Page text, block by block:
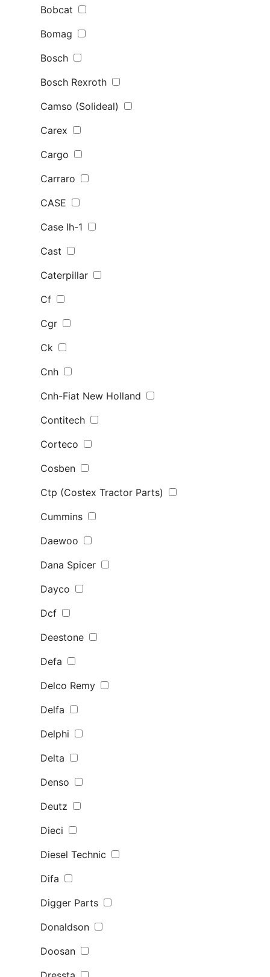
Bobcat
Bomag
Bosch
Bosch Rexroth
Camso (Solideal)
Carex
Cargo
Carraro
CASE
Case Ih-1
Cast
Caterpillar
Cf
Cgr
Ck
Cnh
Cnh-Fiat New Holland
Contitech
Corteco
Cosben
Ctp (Costex Tractor Parts)
Cummins
Daewoo
Dana Spicer
Dayco
Dcf
Deestone
Defa
Delco Remy
Delfa
Delphi
Delta
Denso
Deutz
Dieci
Diesel Technic
Difa
Digger Parts
Donaldson
Doosan